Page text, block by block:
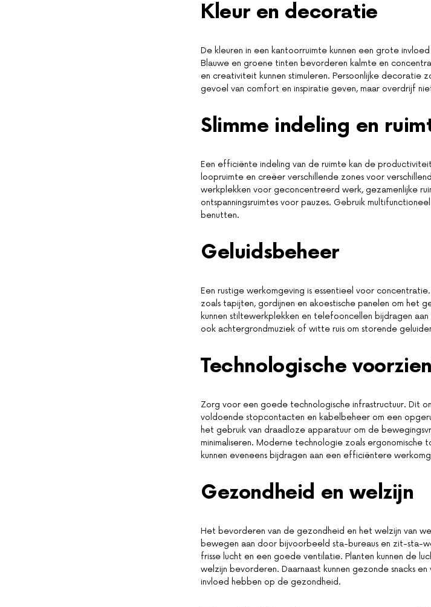
Kleur en decoratie
De kleuren in een kantoorruimte kunnen een grote
Blauwe en groene tinten bevorderen kalmte en
en creativiteit kunnen stimuleren. Persoonlijke decoratie
gevoel van comfort en inspiratie geven, maar overdrijf
Slimme indeling en
Een efficiënte indeling van de ruimte kan de
loopruimte en creëer verschillende zones voor
werkplekken voor geconcentreerd werk, gezamenlijke
ontspanningsruimtes voor pauzes. Gebruik
benutten.
Geluidsbeheer
Een rustige werkomgeving is essentieel voor
zoals tapijten, gordijnen en akoestische panelen om het
kunnen stiltewerkplekken en telefooncellen bijdragen
ook achtergrondmuziek of witte ruis om storende
Technologische
Zorg voor een goede technologische infrastructuur. Dit
voldoende stopcontacten en kabelbeheer om een
het gebruik van draadloze apparatuur om de
minimaliseren. Moderne technologie zoals ergonomische
kunnen eveneens bijdragen aan een efficiëntere
Gezondheid en welzijn
Het bevorderen van de gezondheid en het welzijn van
bewegen aan door bijvoorbeeld sta-bureaus en zit-sta-
frisse lucht en een goede ventilatie. Planten kunnen de
welzijn bevorderen. Daarnaast kunnen gezonde snacks
invloed hebben op de gezondheid.